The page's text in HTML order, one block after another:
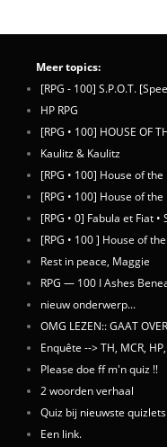
Meer topics:
[RPG - 100] S.P.O.T.
HP RPG
[RPG • 100] HOUSE OF
Kaulitz & Kaulitz
[RPG • 100] House of
[RPG • 100] House of
[RPG • 0] Fabula et Fiat
[RPG • 100 ] House of
Rest in peace, Maggie
RPG — 100 I Ashes
nieuw onderwerp...
OMG LEZEN:: GAAT
Enquête --> TH, MCR,
Please doe ff m'n quiz !!
2 woorden verhaal
Quiz bij nieuwste quizlets
Een link.